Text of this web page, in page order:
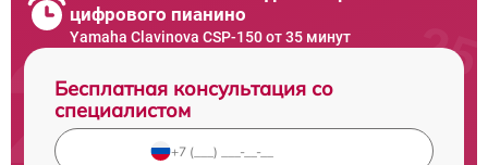
цифрового пианино
Yamaha Clavinova CSP-150 от 35 минут
Бесплатная консультация со
специалистом